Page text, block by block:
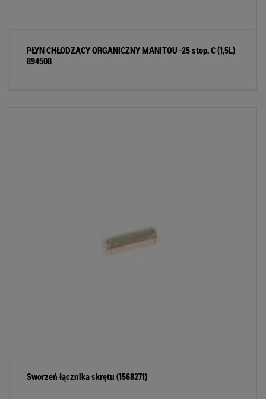
PŁYN CHŁODZĄCY ORGANICZNY MANITOU -25 stop. C (1,5L)
894508
Sworzeń łącznika skrętu (1568271)